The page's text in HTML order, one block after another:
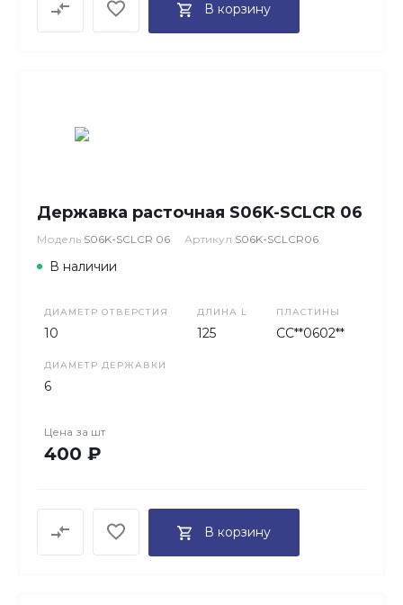
В корзину
Державка расточная S06K-SCLCR 06
Модель S06K-SCLCR 06 Артикул S06K-SCLCR06
В наличии
ДИАМЕТР ОТВЕРСТИЯ
10
ДЛИНА L
125
ПЛАСТИНЫ
CC**0602**
ДИАМЕТР ДЕРЖАВКИ
6
Цена за шт
400 ₽
В корзину